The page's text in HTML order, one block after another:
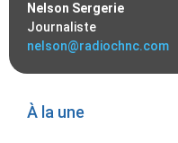
Nelson Sergerie
Journaliste
nelson@radiochnc.com
À la une